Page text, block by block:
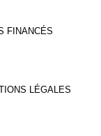
FINANCÉS
LÉGALES